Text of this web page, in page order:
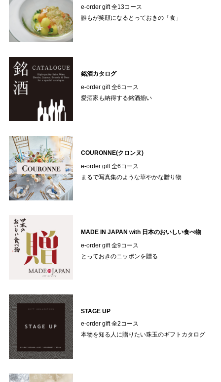
e-order gift 全13コース
誰もが笑顔になるとっておきの「食」
銘酒カタログ
e-order gift 全6コース
愛酒家も納得する銘酒揃い
COURONNE(クロンヌ)
e-order gift 全6コース
まるで写真集のような華やかな贈り物
MADE IN JAPAN with 日本のおいしい食べ物
e-order gift 全9コース
とっておきのニッポンを贈る
STAGE UP
e-order gift 全2コース
本物を知る人に贈りたい珠玉のギフトカタログ